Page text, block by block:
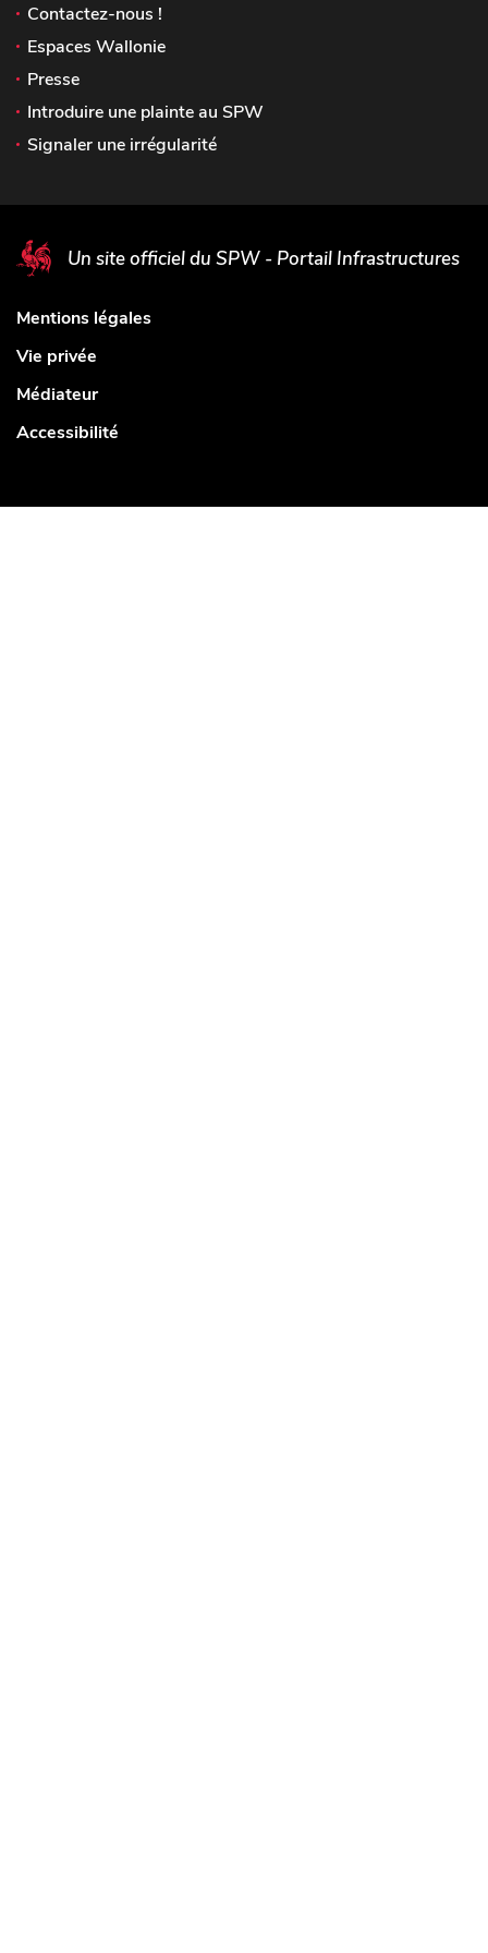
Contactez-nous !
Espaces Wallonie
Presse
Introduire une plainte au SPW
Signaler une irrégularité
Un site officiel du SPW - Portail Infrastructures
Mentions légales
Vie privée
Médiateur
Accessibilité